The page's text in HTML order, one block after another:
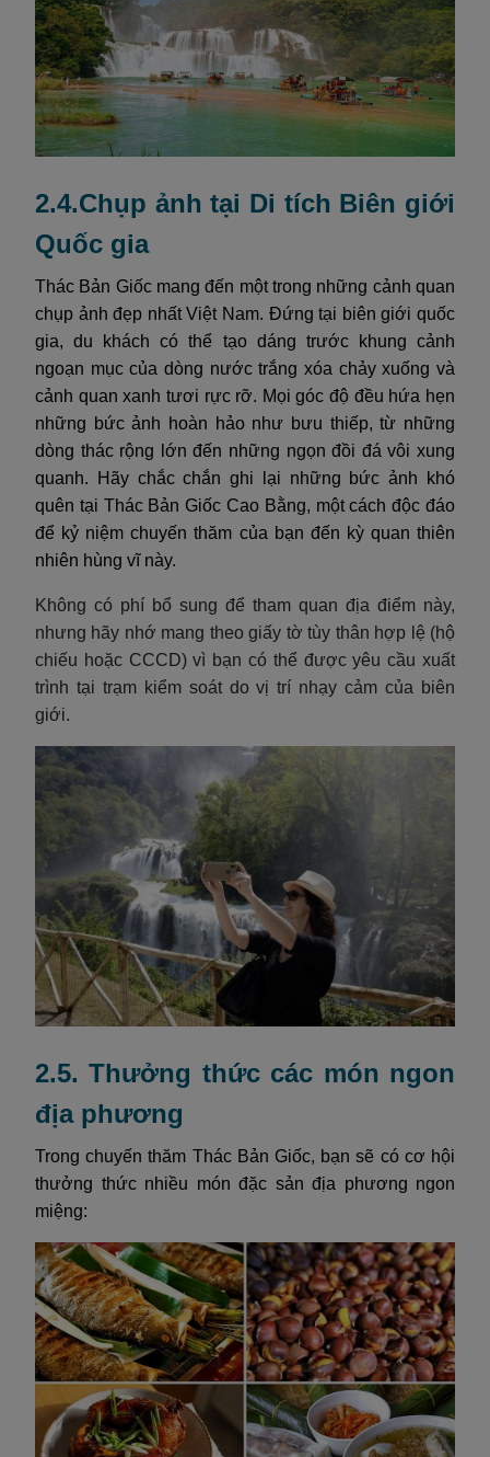
2.4.Chụp ảnh tại Di tích Biên giới
Quốc gia
Thác Bản Giốc mang đến một trong những cảnh quan
chụp ảnh đẹp nhất Việt Nam. Đứng tại biên giới quốc
gia, du khách có thể tạo dáng trước khung cảnh
ngoạn mục của dòng nước trắng xóa chảy xuống và
cảnh quan xanh tươi rực rỡ. Mọi góc độ đều hứa hẹn
những bức ảnh hoàn hảo như bưu thiếp, từ những
dòng thác rộng lớn đến những ngọn đồi đá vôi xung
quanh. Hãy chắc chắn ghi lại những bức ảnh khó
quên tại Thác Bản Giốc Cao Bằng, một cách độc đáo
để kỷ niệm chuyến thăm của bạn đến kỳ quan thiên
nhiên hùng vĩ này.
Không có phí bổ sung để tham quan địa điểm này,
nhưng hãy nhớ mang theo giấy tờ tùy thân hợp lệ (hộ
chiếu hoặc CCCD) vì bạn có thể được yêu cầu xuất
trình tại trạm kiểm soát do vị trí nhạy cảm của biên
giới.
2.5. Thưởng thức các món ngon
địa phương
Trong chuyến thăm Thác Bản Giốc, bạn sẽ có cơ hội
thưởng thức nhiều món đặc sản địa phương ngon
miệng: